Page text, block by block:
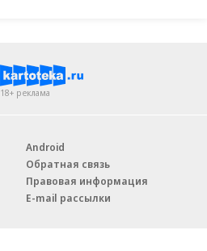
18+ реклама
Android
Обратная связь
Правовая информация
E-mail рассылки